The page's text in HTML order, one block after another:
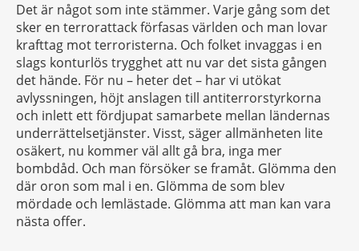
Det är något som inte stämmer. Varje gång som det
sker en terrorattack förfasas världen och man lovar
krafttag mot terroristerna. Och folket invaggas i en
slags konturlös trygghet att nu var det sista gången
det hände. För nu – heter det – har vi utökat
avlyssningen, höjt anslagen till antiterrorstyrkorna
och inlett ett fördjupat samarbete mellan ländernas
underrättelsetjänster. Visst, säger allmänheten lite
osäkert, nu kommer väl allt gå bra, inga mer
bombdåd. Och man försöker se framåt. Glömma den
där oron som mal i en. Glömma de som blev
mördade och lemlästade. Glömma att man kan vara
nästa offer.